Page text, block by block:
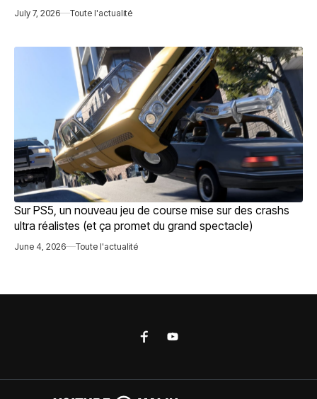
July 7, 2026 Toute l'actualité
Sur PS5, un nouveau jeu de course mise sur des crashs
ultra réalistes (et ça promet du grand spectacle)
June 4, 2026 Toute l'actualité